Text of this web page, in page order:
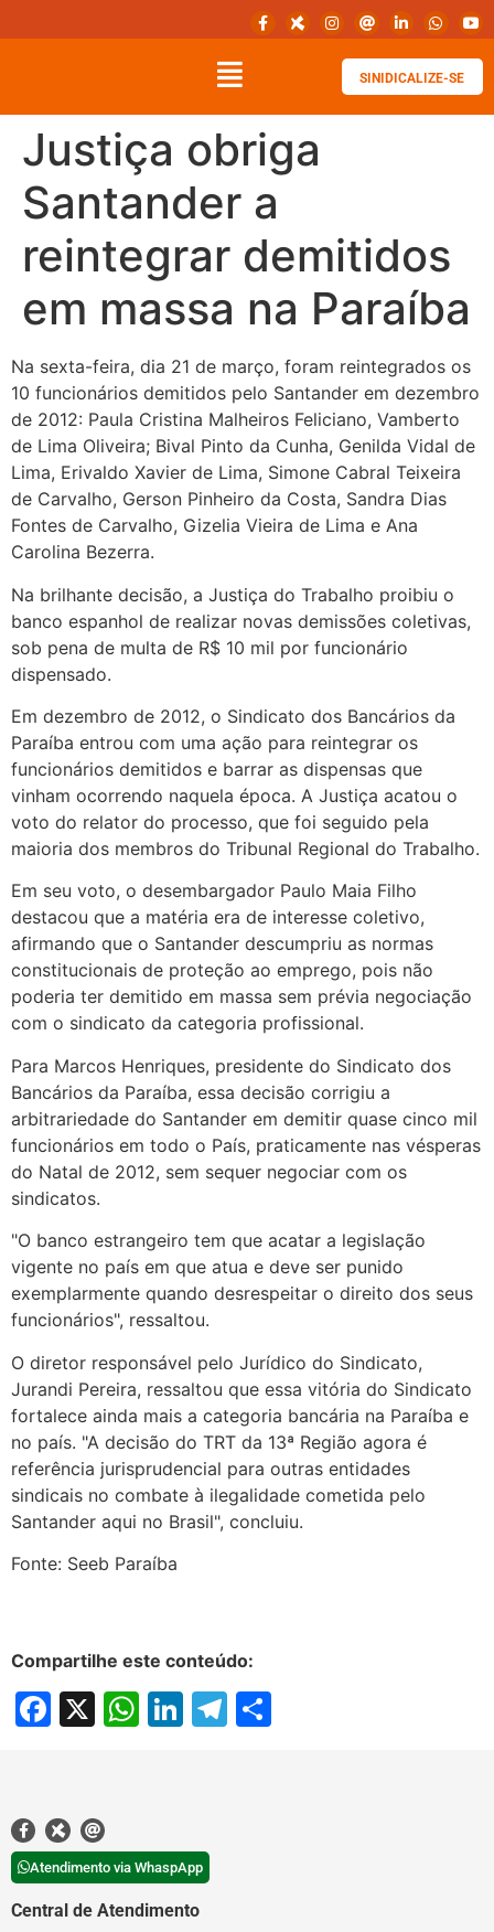
SINIDICALIZE-SE
Justiça obriga
Santander a
reintegrar demitidos
em massa na Paraíba
Na sexta-feira, dia 21 de março, foram reintegrados os
10 funcionários demitidos pelo Santander em dezembro
de 2012: Paula Cristina Malheiros Feliciano, Vamberto
de Lima Oliveira; Bival Pinto da Cunha, Genilda Vidal de
Lima, Erivaldo Xavier de Lima, Simone Cabral Teixeira
de Carvalho, Gerson Pinheiro da Costa, Sandra Dias
Fontes de Carvalho, Gizelia Vieira de Lima e Ana
Carolina Bezerra.
Na brilhante decisão, a Justiça do Trabalho proibiu o
banco espanhol de realizar novas demissões coletivas,
sob pena de multa de R$ 10 mil por funcionário
dispensado.
Em dezembro de 2012, o Sindicato dos Bancários da
Paraíba entrou com uma ação para reintegrar os
funcionários demitidos e barrar as dispensas que
vinham ocorrendo naquela época. A Justiça acatou o
voto do relator do processo, que foi seguido pela
maioria dos membros do Tribunal Regional do Trabalho.
Em seu voto, o desembargador Paulo Maia Filho
destacou que a matéria era de interesse coletivo,
afirmando que o Santander descumpriu as normas
constitucionais de proteção ao emprego, pois não
poderia ter demitido em massa sem prévia negociação
com o sindicato da categoria profissional.
Para Marcos Henriques, presidente do Sindicato dos
Bancários da Paraíba, essa decisão corrigiu a
arbitrariedade do Santander em demitir quase cinco mil
funcionários em todo o País, praticamente nas vésperas
do Natal de 2012, sem sequer negociar com os
sindicatos.
"O banco estrangeiro tem que acatar a legislação
vigente no país em que atua e deve ser punido
exemplarmente quando desrespeitar o direito dos seus
funcionários", ressaltou.
O diretor responsável pelo Jurídico do Sindicato,
Jurandi Pereira, ressaltou que essa vitória do Sindicato
fortalece ainda mais a categoria bancária na Paraíba e
no país. "A decisão do TRT da 13ª Região agora é
referência jurisprudencial para outras entidades
sindicais no combate à ilegalidade cometida pelo
Santander aqui no Brasil", concluiu.
Fonte: Seeb Paraíba
Compartilhe este conteúdo:
Facebook
X WhatsApp
LinkedIn
Telegram
Atendimento via WhaspApp
Central de Atendimento